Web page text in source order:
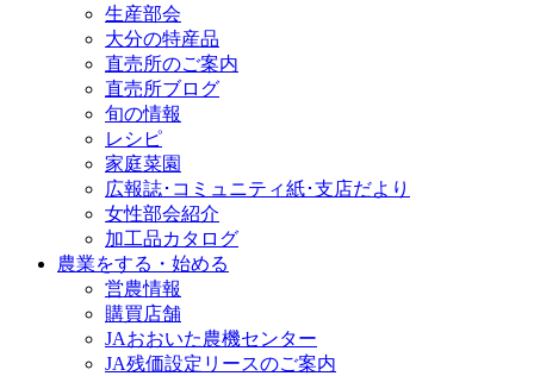
生産部会
大分の特産品
直売所のご案内
直売所ブログ
旬の情報
レシピ
家庭菜園
広報誌･コミュニティ紙･支店だより
女性部会紹介
加工品カタログ
農業をする・始める
営農情報
購買店舗
JAおおいた農機センター
JA残価設定リースのご案内